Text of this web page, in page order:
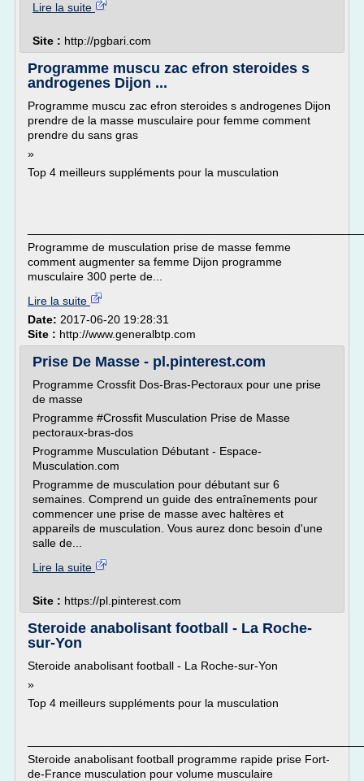
Lire la suite
Site : http://pgbari.com
Programme muscu zac efron steroides s
androgenes Dijon ...
Programme muscu zac efron steroides s androgenes Dijon
prendre de la masse musculaire pour femme comment
prendre du sans gras
»
Top 4 meilleurs suppléments pour la musculation
Programme de musculation prise de masse femme
comment augmenter sa femme Dijon programme
musculaire 300 perte de...
Lire la suite
Date: 2017-06-20 19:28:31
Site : http://www.generalbtp.com
Prise De Masse - pl.pinterest.com
Programme Crossfit Dos-Bras-Pectoraux pour une prise
de masse
Programme #Crossfit Musculation Prise de Masse
pectoraux-bras-dos
Programme Musculation Débutant - Espace-
Musculation.com
Programme de musculation pour débutant sur 6
semaines. Comprend un guide des entraînements pour
commencer une prise de masse avec haltères et
appareils de musculation. Vous aurez donc besoin d'une
salle de...
Lire la suite
Site : https://pl.pinterest.com
Steroide anabolisant football - La Roche-
sur-Yon
Steroide anabolisant football - La Roche-sur-Yon
»
Top 4 meilleurs suppléments pour la musculation
Steroide anabolisant football programme rapide prise Fort-
de-France musculation pour volume musculaire